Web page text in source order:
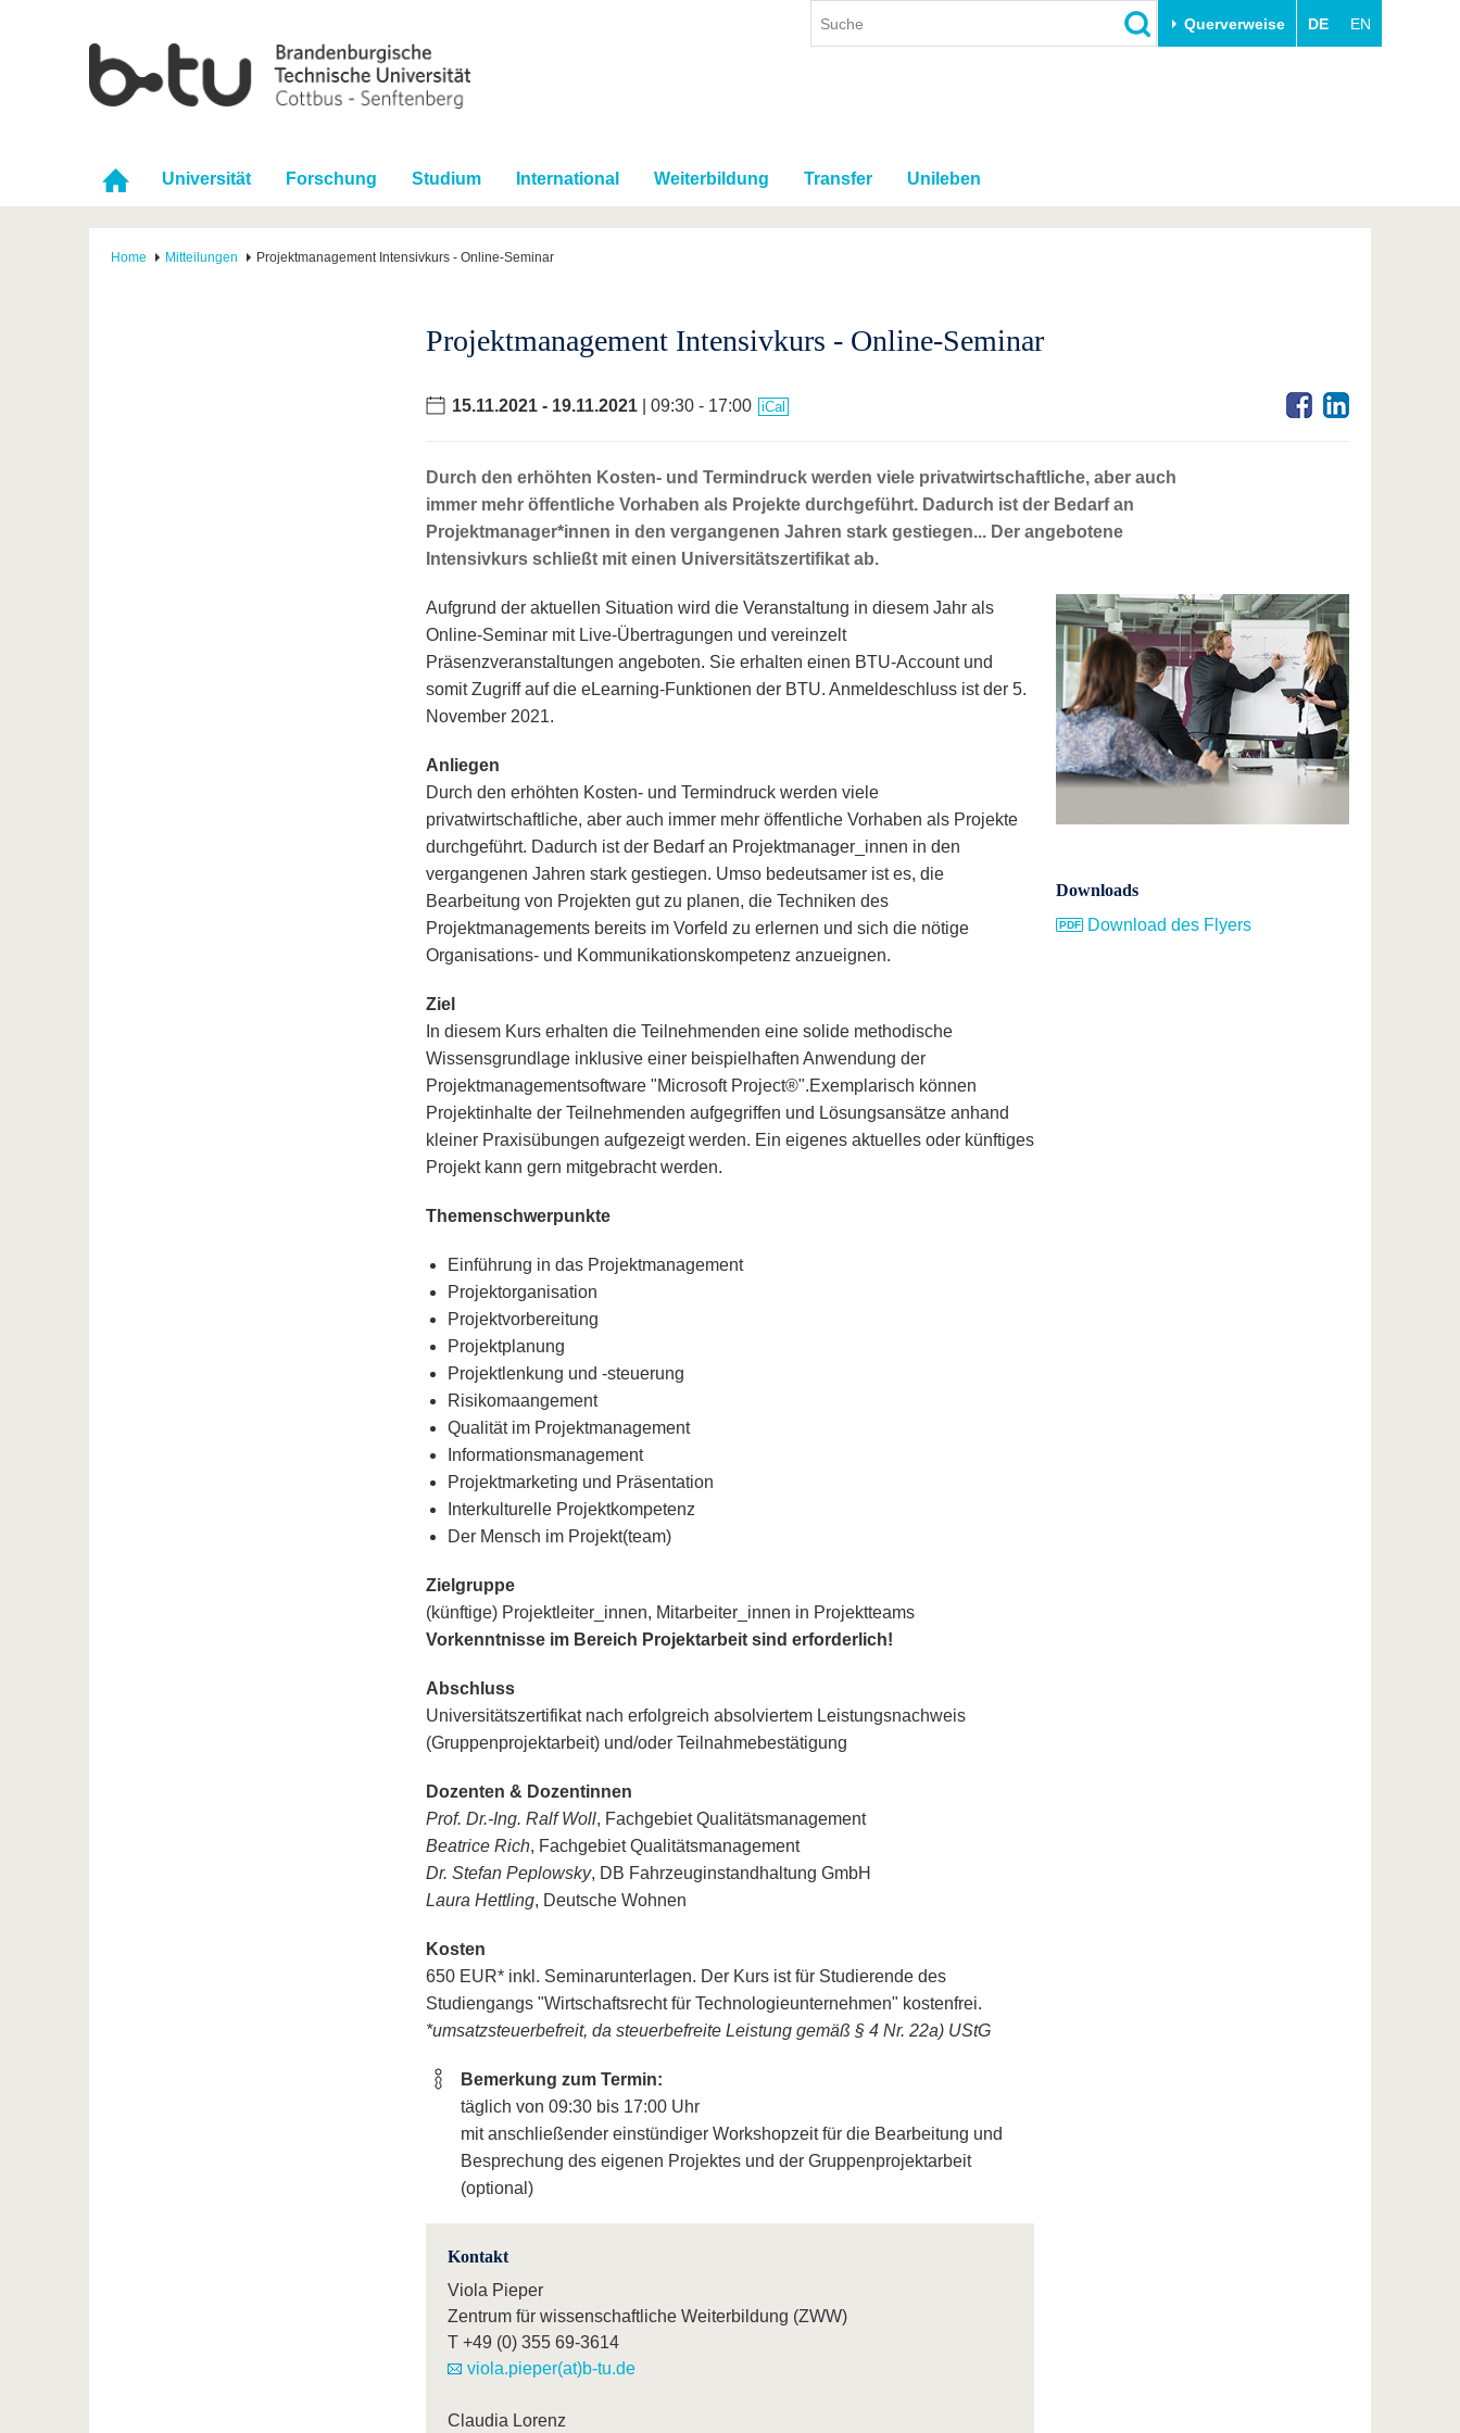
Querverweise DE EN
Universität Forschung Studium International Weiterbildung Transfer Unileben
Home Mitteilungen Projektmanagement Intensivkurs - Online-Seminar
Projektmanagement Intensivkurs - Online-Seminar
15.11.2021 - 19.11.2021 | 09:30 - 17:00 iCal
Durch den erhöhten Kosten- und Termindruck werden viele privatwirtschaftliche, aber auch
immer mehr öffentliche Vorhaben als Projekte durchgeführt. Dadurch ist der Bedarf an
Projektmanager*innen in den vergangenen Jahren stark gestiegen... Der angebotene
Intensivkurs schließt mit einen Universitätszertifikat ab.
Aufgrund der aktuellen Situation wird die Veranstaltung in diesem Jahr als
Online-Seminar mit Live-Übertragungen und vereinzelt
Präsenzveranstaltungen angeboten. Sie erhalten einen BTU-Account und
somit Zugriff auf die eLearning-Funktionen der BTU. Anmeldeschluss ist der 5.
November 2021.
Anliegen
Durch den erhöhten Kosten- und Termindruck werden viele
privatwirtschaftliche, aber auch immer mehr öffentliche Vorhaben als Projekte
durchgeführt. Dadurch ist der Bedarf an Projektmanager_innen in den
vergangenen Jahren stark gestiegen. Umso bedeutsamer ist es, die
Bearbeitung von Projekten gut zu planen, die Techniken des
Projektmanagements bereits im Vorfeld zu erlernen und sich die nötige
Organisations- und Kommunikationskompetenz anzueignen.
Ziel
In diesem Kurs erhalten die Teilnehmenden eine solide methodische
Wissensgrundlage inklusive einer beispielhaften Anwendung der
Projektmanagementsoftware "Microsoft Project®".Exemplarisch können
Projektinhalte der Teilnehmenden aufgegriffen und Lösungsansätze anhand
kleiner Praxisübungen aufgezeigt werden. Ein eigenes aktuelles oder künftiges
Projekt kann gern mitgebracht werden.
Themenschwerpunkte
Einführung in das Projektmanagement
Projektorganisation
Projektvorbereitung
Projektplanung
Projektlenkung und -steuerung
Risikomaangement
Qualität im Projektmanagement
Informationsmanagement
Projektmarketing und Präsentation
Interkulturelle Projektkompetenz
Der Mensch im Projekt(team)
Zielgruppe
(künftige) Projektleiter_innen, Mitarbeiter_innen in Projektteams
Vorkenntnisse im Bereich Projektarbeit sind erforderlich!
Abschluss
Universitätszertifikat nach erfolgreich absolviertem Leistungsnachweis
(Gruppenprojektarbeit) und/oder Teilnahmebestätigung
Dozenten & Dozentinnen
Prof. Dr.-Ing. Ralf Woll, Fachgebiet Qualitätsmanagement
Beatrice Rich, Fachgebiet Qualitätsmanagement
Dr. Stefan Peplowsky, DB Fahrzeuginstandhaltung GmbH
Laura Hettling, Deutsche Wohnen
Kosten
650 EUR* inkl. Seminarunterlagen. Der Kurs ist für Studierende des
Studiengangs "Wirtschaftsrecht für Technologieunternehmen" kostenfrei.
*umsatzsteuerbefreit, da steuerbefreite Leistung gemäß § 4 Nr. 22a) UStG
Bemerkung zum Termin:
täglich von 09:30 bis 17:00 Uhr
mit anschließender einstündiger Workshopzeit für die Bearbeitung und
Besprechung des eigenen Projektes und der Gruppenprojektarbeit
(optional)
Kontakt
Viola Pieper
Zentrum für wissenschaftliche Weiterbildung (ZWW)
T +49 (0) 355 69-3614
viola.pieper(at)b-tu.de
Claudia Lorenz
Downloads
Download des Flyers